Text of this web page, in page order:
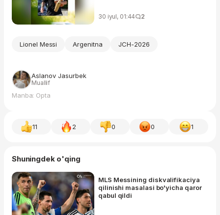
30 iyul, 01:44 2
Lionel Messi Argenitna JCH-2026
Aslanov Jasurbek
Muallif
Manba: Opta
11 2 0 0 1
Shuningdek o'qing
MLS Messining diskvalifikaciya
qilinishi masalasi bo'yicha qaror
qabul qildi